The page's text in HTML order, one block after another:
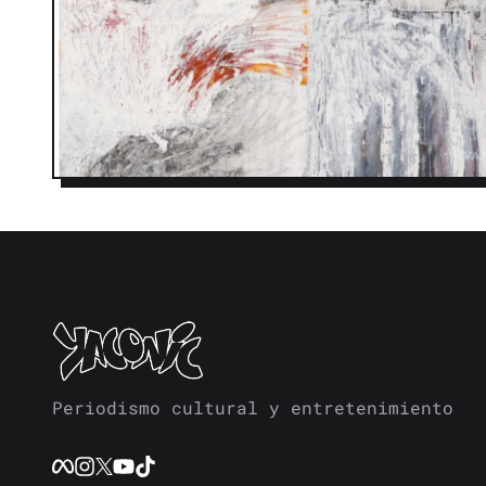
Periodismo cultural y entretenimiento